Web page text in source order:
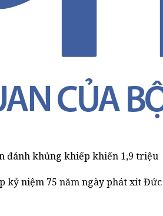
đánh khủng khiếp khiến 1,9 triệu
kỷ niệm 75 năm ngày phát xít